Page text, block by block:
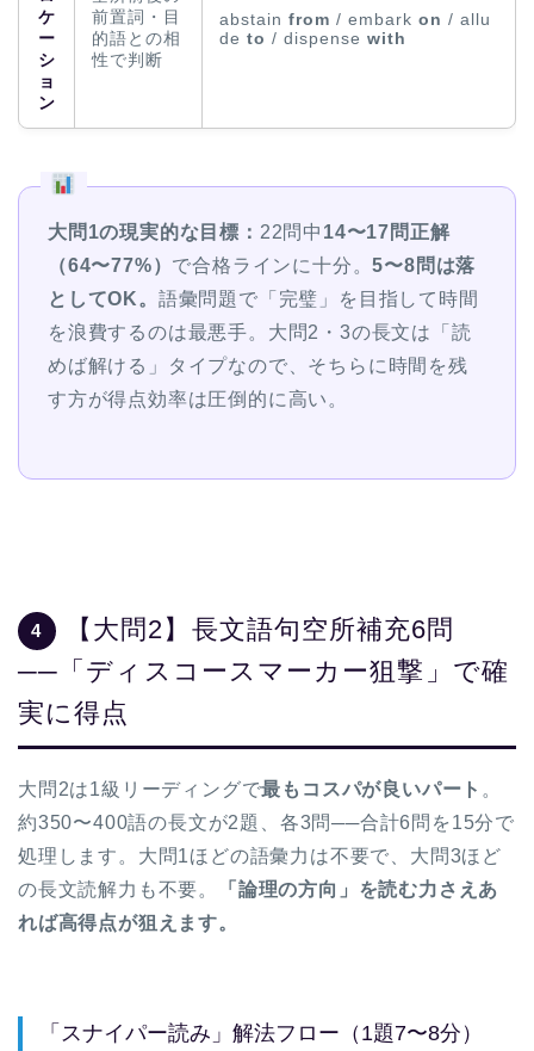
ケ
ー
シ
ョ
ン
前置詞・目
的語との相
性で判断
abstain from / embark on / allu
de to / dispense with
大問1の現実的な目標： 22問中 14〜17問正解
（64〜77%） で合格ラインに十分。5〜8問は落
としてOK。 語彙問題で「完璧」を目指して時間
を浪費するのは最悪手。大問2・3の長文は「読
めば解ける」タイプなので、そちらに時間を残
す方が得点効率は圧倒的に高い。
4
【大問2】長文語句空所補充6問
──「ディスコースマーカー狙撃」で確
実に得点
大問2は1級リーディングで最もコスパが良いパート 。
約350〜400語の長文が2題、各3問──合計6問を15分で
処理します。大問1ほどの語彙力は不要で、大問3ほど
の長文読解力も不要。
「論理の方向」を読む力さえあ
れば高得点が狙えます。
「スナイパー読み」解法フロー（1題7〜8分）